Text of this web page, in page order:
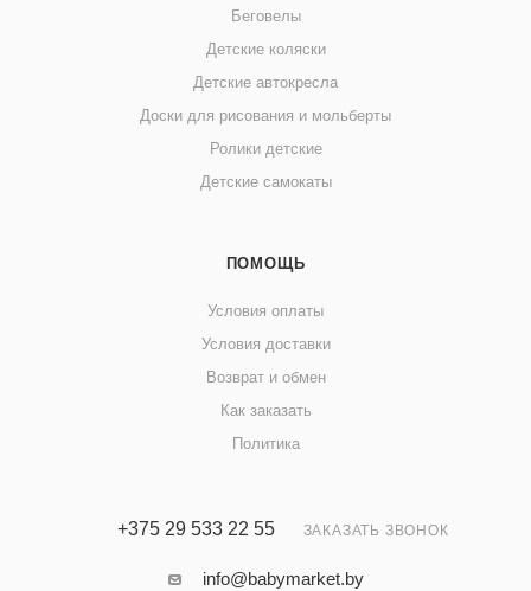
Беговелы
Детские коляски
Детские автокресла
Доски для рисования и мольберты
Ролики детские
Детские самокаты
ПОМОЩЬ
Условия оплаты
Условия доставки
Возврат и обмен
Как заказать
Политика
+375 29 533 22 55 ЗАКАЗАТЬ ЗВОНОК
info@babymarket.by